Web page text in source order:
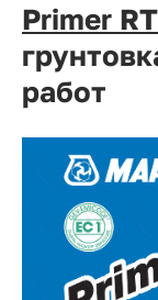
Primer
работ